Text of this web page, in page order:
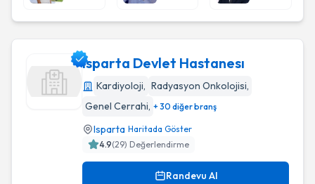
Isparta Devlet Hastanesı
Kardiyoloji, Radyasyon Onkolojisi,
Genel Cerrahi, + 30 diğer branş
Isparta Haritada Göster
4.9(29) Değerlendirme
Randevu Al